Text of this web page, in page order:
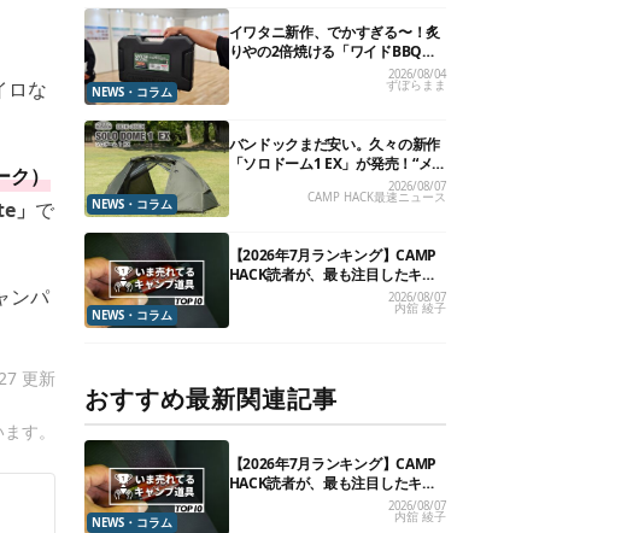
ロな
ク）
で
ンパ
更新
す。
NEWS・コラム
イワタニ新作、でかすぎる〜！炙
りやの2倍焼ける「ワイドBBQグ
リル」で“豪快焼肉”できるよ【再
販開始】
2026/08/04
ずぼらまま
NEWS・コラム
バンドックまだ安い。久々の新作
「ソロドーム1 EX」が発売！“メ
ッシュインナー”だけでも使える
よ【防災も◎】
2026/08/07
CAMP HACK最速ニュース
NEWS・コラム
【2026年7月ランキング】CAMP
HACK読者が、最も注目したキャ
2026/08/07
内舘 綾子
おすすめ最新関連記事
NEWS・コラム
【2026年7月ランキング】CAMP
HACK読者が、最も注目したキャ
2026/08/07
内舘 綾子